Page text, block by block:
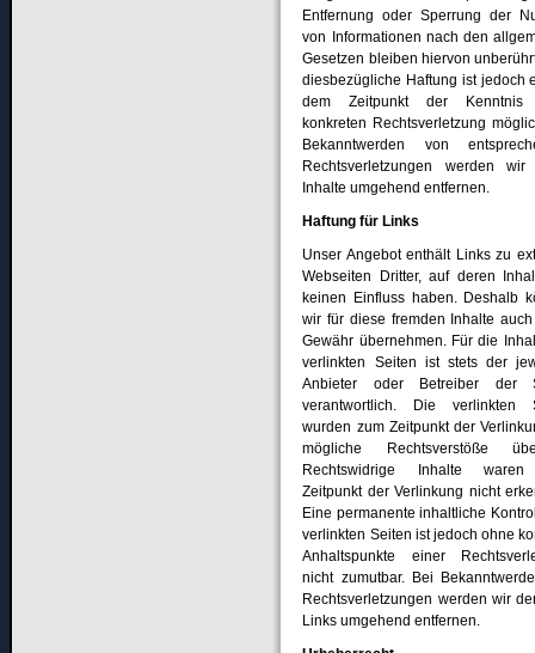
Entfernung oder Sperrung der
von Informationen nach den
Gesetzen bleiben hiervon
diesbezügliche Haftung ist jedoch
dem Zeitpunkt der Kenntnis
konkreten Rechtsverletzung
Bekanntwerden von
Rechtsverletzungen werden wir
Inhalte umgehend entfernen.
Haftung für Links
Unser Angebot enthält Links zu
Webseiten Dritter, auf deren
keinen Einfluss haben. Deshalb
wir für diese fremden Inhalte
Gewähr übernehmen. Für die
verlinkten Seiten ist stets der
Anbieter oder Betreiber der
verantwortlich. Die verlinkten
wurden zum Zeitpunkt der
mögliche Rechtsverstöße
Rechtswidrige Inhalte
Zeitpunkt der Verlinkung nicht
Eine permanente inhaltliche
verlinkten Seiten ist jedoch ohne
Anhaltspunkte einer
nicht zumutbar. Bei
Rechtsverletzungen werden wir
Links umgehend entfernen.